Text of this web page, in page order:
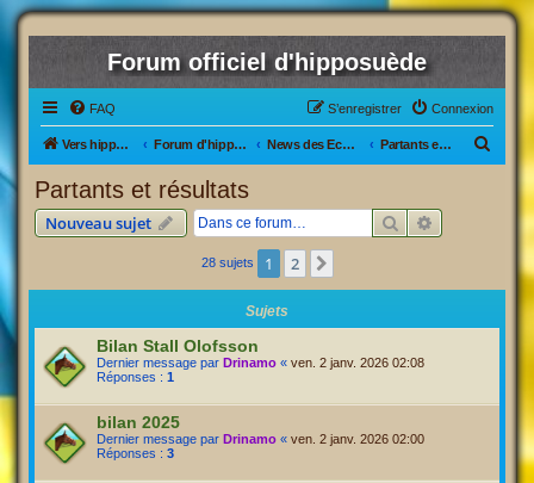
Forum officiel d'hipposuède
FAQ Connexion
S’enregistrer
Vers hipposuède, le jeu ! Forum d'hipposuède News des Ecuries Partants et résultats
r
Partants et résultats
Nouveau sujet RechercherRecherche
28 sujets 1 2
Sujets
Bilan Stall Olofsson
Dernier message par Drinamo « ven. 2 janv. 2026 02:08
Réponses : 1
bilan 2025
Dernier message par Drinamo « ven. 2 janv. 2026 02:00
Réponses : 3